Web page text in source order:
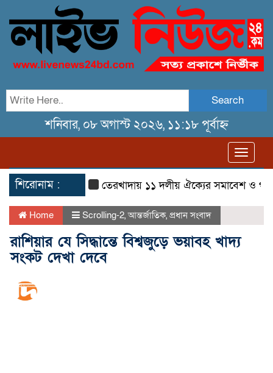
Search
শনিবার, ০৮ অগাস্ট ২০২৬, ১১:১৮ পূর্বাহ্ন
শিরোনাম : তেরখাদায় ১১ দলীয় ঐক্যের সমাবেশ ও গণ মিছিল
Home Scrolling-2,আন্তর্জাতিক, প্রধান সংবাদ
রাশিয়ার যে সিদ্ধান্তে বিশ্বজুড়ে ভয়াবহ খাদ্য
সংকট দেখা দেবে